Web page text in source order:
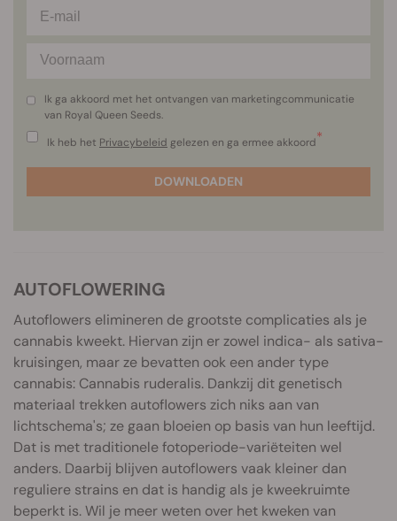
Ik ga akkoord met het ontvangen van marketingcommunicatie
van Royal Queen Seeds.
Ik heb het Privacybeleid gelezen en ga ermee akkoord*
DOWNLOADEN
AUTOFLOWERING
Autoflowers elimineren de grootste complicaties als je
cannabis kweekt. Hiervan zijn er zowel indica- als sativa-
kruisingen, maar ze bevatten ook een ander type
cannabis: Cannabis ruderalis. Dankzij dit genetisch
materiaal trekken autoflowers zich niks aan van
lichtschema's; ze gaan bloeien op basis van hun leeftijd.
Dat is met traditionele fotoperiode-variëteiten wel
anders. Daarbij blijven autoflowers vaak kleiner dan
reguliere strains en dat is handig als je kweekruimte
beperkt is. Wil je meer weten over het kweken van